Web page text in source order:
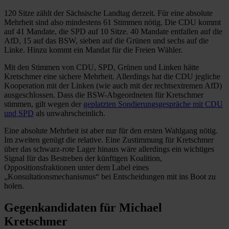
120 Sitze zählt der Sächsische Landtag derzeit. Für eine absolute
Mehrheit sind also mindestens 61 Stimmen nötig. Die CDU kommt
auf 41 Mandate, die SPD auf 10 Sitze. 40 Mandate entfallen auf die
AfD, 15 auf das BSW, sieben auf die Grünen und sechs auf die
Linke. Hinzu kommt ein Mandat für die Freien Wähler.
Mit den Stimmen von CDU, SPD, Grünen und Linken hätte
Kretschmer eine sichere Mehrheit. Allerdings hat die CDU jegliche
Kooperation mit der Linken (wie auch mit der rechtsextremen AfD)
ausgeschlossen. Dass die BSW-Abgeordneten für Kretschmer
stimmen, gilt wegen der geplatzten Sondierungsgespräche mit CDU
und SPD als unwahrscheinlich.
Eine absolute Mehrheit ist aber nur für den ersten Wahlgang nötig.
Im zweiten genügt die relative. Eine Zustimmung für Kretschmer
über das schwarz-rote Lager hinaus wäre allerdings ein wichtiges
Signal für das Bestreben der künftigen Koalition,
Oppositionsfraktionen unter dem Label eines
„Konsultationsmechanismus“ bei Entscheidungen mit ins Boot zu
holen.
Gegenkandidaten für Michael
Kretschmer